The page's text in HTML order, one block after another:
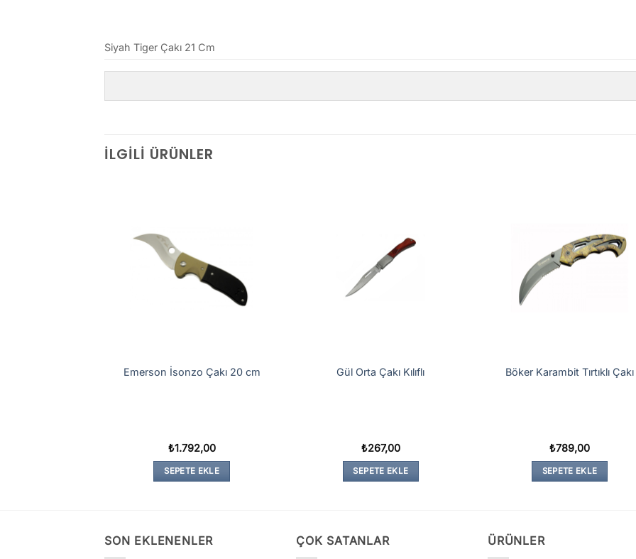
Siyah Tiger Çakı 21 Cm
İLGILI ÜRÜNLER
Emerson İsonzo Çakı 20 cm
₺1.792,00
SEPETE EKLE
Gül Orta Çakı Kılıflı
₺267,00
SEPETE EKLE
Böker Karambit Tırtıklı Çakı
₺789,00
SEPETE EKLE
SON EKLENENLER ÇOK SATANLAR ÜRÜNLER